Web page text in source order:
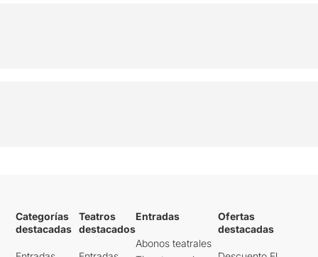
Categorías
destacadas
Teatros
destacados
Entradas
Abonos teatrales
Ofertas
destacadas